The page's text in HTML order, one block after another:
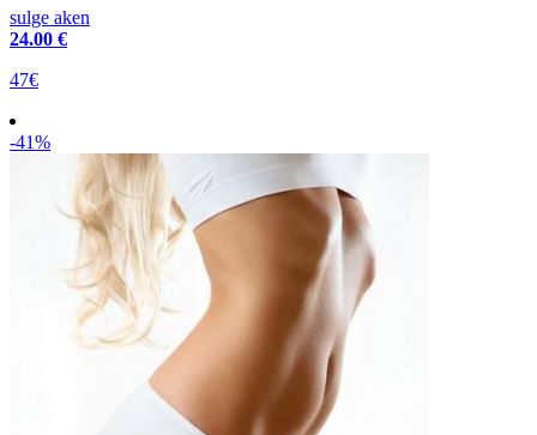
sulge aken
24.00 €
47€
-41%